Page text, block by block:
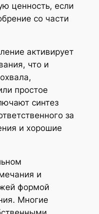
ценность, если
со части
активирует
что и
простое
синтез
за
и хорошие
и
формой
Многие